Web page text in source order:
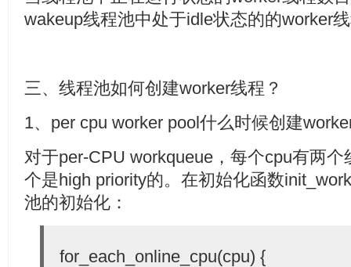
wakeup线程池中处于idle状态的的worker
三、线程池如何创建worker线程？
1、per cpu worker pool什么时候创建
对于per-CPU workqueue，每个cpu有两
个是high priority的。在初始化函数
池的初始化：
for_each_online_cpu(cpu) {